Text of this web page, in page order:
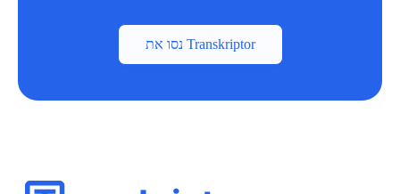
נסו את Transkriptor